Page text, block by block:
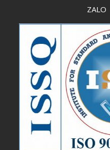
ZALO